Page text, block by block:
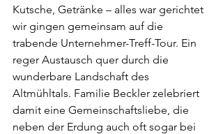
Kutsche, Getränke – alles war gerichtet
wir gingen gemeinsam auf die
trabende Unternehmer-Treff-Tour. Ein
reger Austausch quer durch die
wunderbare Landschaft des
Altmühltals. Familie Beckler zelebriert
damit eine Gemeinschaftsliebe, die
neben der Erdung auch oft sogar bei